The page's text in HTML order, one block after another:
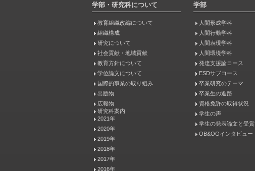
学部・研究科について
教育組織改編について
組織構成
研究について
社会貢献・地域貢献
教育方針について
学位論文について
国際的事業の取り組み
出版物
広報物
研究科案内
2021年
2020年
2019年
2018年
2017年
2016年
学部
人間形成学科
人間行動学科
人間表現学科
人間環境学科
発達支援論コース
ESDサブコース
卒業研究のテーマ
卒業生の進路
資格免許の取得状況
学生の声
学生の発表論文と受賞
OB&OGインタビュー